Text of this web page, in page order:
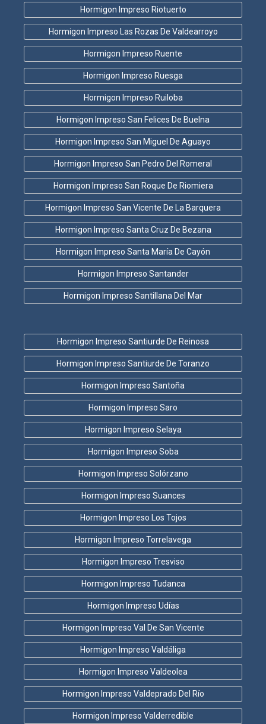
Hormigon Impreso Riotuerto
Hormigon Impreso Las Rozas De Valdearroyo
Hormigon Impreso Ruente
Hormigon Impreso Ruesga
Hormigon Impreso Ruiloba
Hormigon Impreso San Felices De Buelna
Hormigon Impreso San Miguel De Aguayo
Hormigon Impreso San Pedro Del Romeral
Hormigon Impreso San Roque De Riomiera
Hormigon Impreso San Vicente De La Barquera
Hormigon Impreso Santa Cruz De Bezana
Hormigon Impreso Santa María De Cayón
Hormigon Impreso Santander
Hormigon Impreso Santillana Del Mar
Hormigon Impreso Santiurde De Reinosa
Hormigon Impreso Santiurde De Toranzo
Hormigon Impreso Santoña
Hormigon Impreso Saro
Hormigon Impreso Selaya
Hormigon Impreso Soba
Hormigon Impreso Solórzano
Hormigon Impreso Suances
Hormigon Impreso Los Tojos
Hormigon Impreso Torrelavega
Hormigon Impreso Tresviso
Hormigon Impreso Tudanca
Hormigon Impreso Udías
Hormigon Impreso Val De San Vicente
Hormigon Impreso Valdáliga
Hormigon Impreso Valdeolea
Hormigon Impreso Valdeprado Del Río
Hormigon Impreso Valderredible